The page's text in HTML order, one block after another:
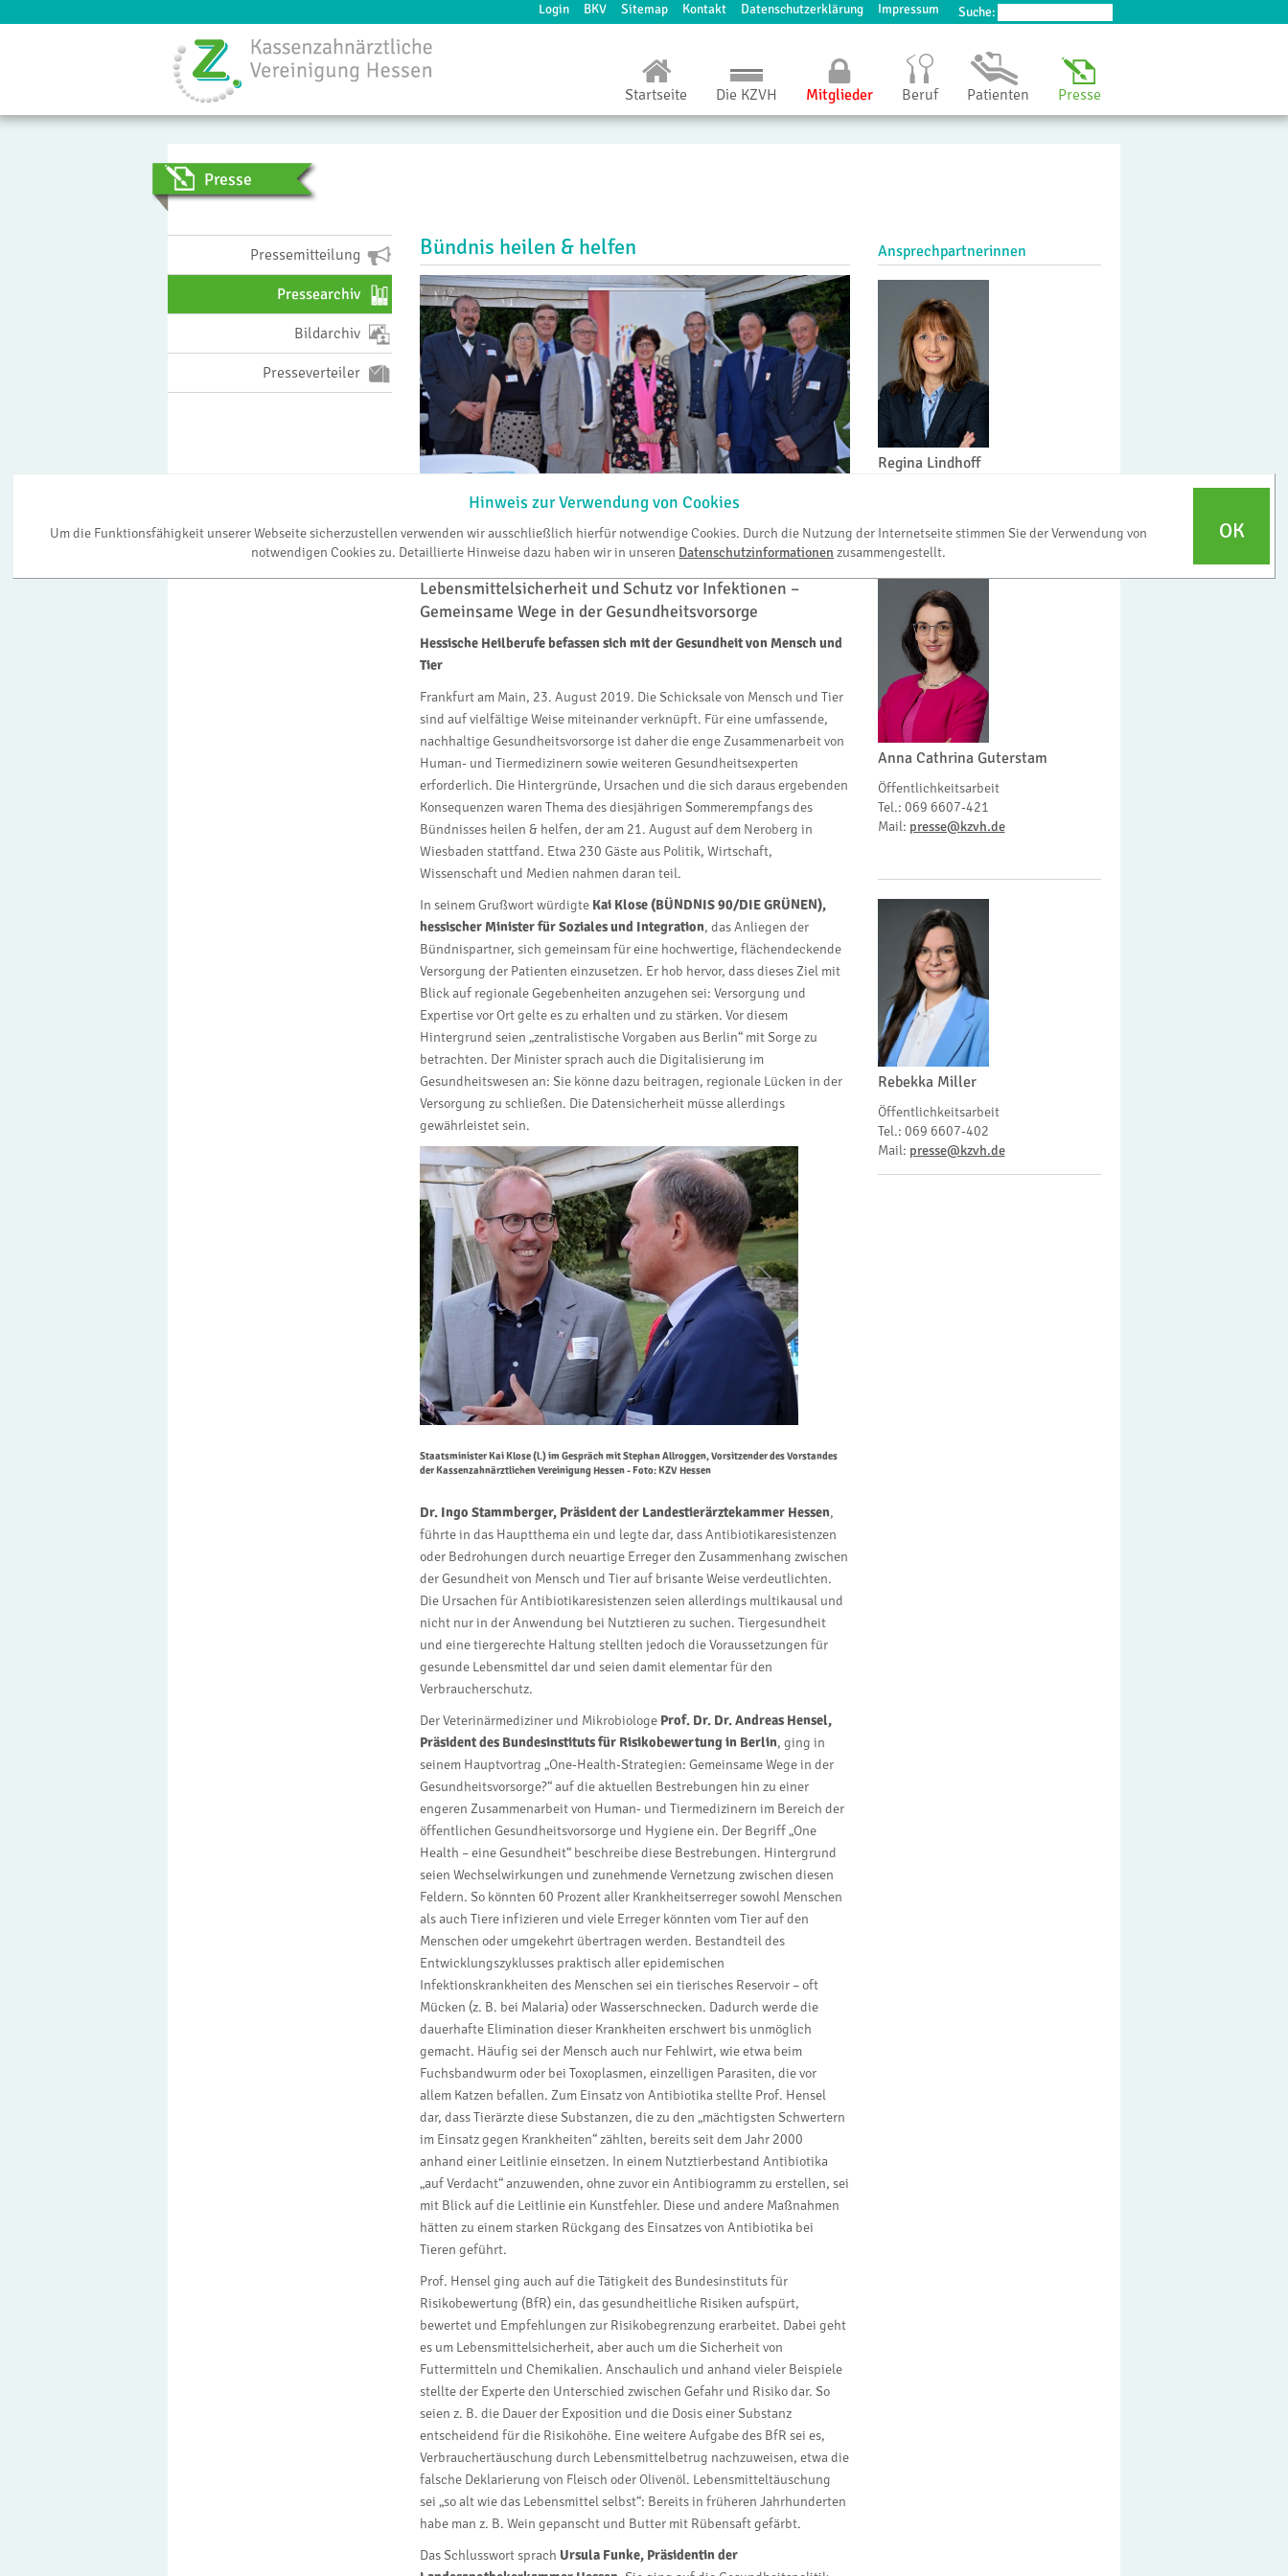
Suche:
Login BKV Sitemap Kontakt Datenschutzerklärung Impressum
Hinweis zur Verwendung von Cookies
Um die Funktionsfähigkeit unserer Webseite sicherzustellen verwenden wir ausschließlich hierfür notwendige Cookies. Durch die Nutzung der Internetseite stimmen Sie der Verwendung von
notwendigen Cookies zu. Detaillierte Hinweise dazu haben wir in unseren Datenschutzinformationen zusammengestellt.
OK
Startseite Die KZVH Mitglieder Beruf Patienten Presse
Presse
Pressemitteilung
Pressearchiv
Bildarchiv
Presseverteiler
Bündnis heilen & helfen
Gastreferent und den Repräsentanten der hessischen Heilberufe beim Sommerempfang
in Wiesbaden (v.l.n.r.): Prof. Dr. Andreas Hensel (BfR), Dr. Heike Winter (PTK Hessen), Dr.
Michael Frank (LZKH), Dr. Edgar Pinkowski (LÄKH), Ursula Funke
(Landesapothekerkammer Hessen), Stephan Allroggen (KZV Hessen) und Dr. Ingo
Stammberger (LTK Hessen) - Foto: Bündnis heilen & helfen
Lebensmittelsicherheit und Schutz vor Infektionen –
Gemeinsame Wege in der Gesundheitsvorsorge
Hessische Heilberufe befassen sich mit der Gesundheit von Mensch und
Tier
Frankfurt am Main, 23. August 2019. Die Schicksale von Mensch und Tier
sind auf vielfältige Weise miteinander verknüpft. Für eine umfassende,
nachhaltige Gesundheitsvorsorge ist daher die enge Zusammenarbeit von
Human- und Tiermedizinern sowie weiteren Gesundheitsexperten
erforderlich. Die Hintergründe, Ursachen und die sich daraus ergebenden
Konsequenzen waren Thema des diesjährigen Sommerempfangs des
Bündnisses heilen & helfen, der am 21. August auf dem Neroberg in
Wiesbaden stattfand. Etwa 230 Gäste aus Politik, Wirtschaft,
Wissenschaft und Medien nahmen daran teil.
In seinem Grußwort würdigte Kai Klose (BÜNDNIS 90/DIE GRÜNEN),
hessischer Minister für Soziales und Integration, das Anliegen der
Bündnispartner, sich gemeinsam für eine hochwertige, flächendeckende
Versorgung der Patienten einzusetzen. Er hob hervor, dass dieses Ziel mit
Blick auf regionale Gegebenheiten anzugehen sei: Versorgung und
Expertise vor Ort gelte es zu erhalten und zu stärken. Vor diesem
Hintergrund seien „zentralistische Vorgaben aus Berlin“ mit Sorge zu
betrachten. Der Minister sprach auch die Digitalisierung im
Gesundheitswesen an: Sie könne dazu beitragen, regionale Lücken in der
Versorgung zu schließen. Die Datensicherheit müsse allerdings
gewährleistet sein.
Staatsminister Kai Klose (l.) im Gespräch mit Stephan Allroggen, Vorsitzender des Vorstandes
der Kassenzahnärztlichen Vereinigung Hessen - Foto: KZV Hessen
Dr. Ingo Stammberger, Präsident der Landestierärztekammer Hessen,
führte in das Hauptthema ein und legte dar, dass Antibiotikaresistenzen
oder Bedrohungen durch neuartige Erreger den Zusammenhang zwischen
der Gesundheit von Mensch und Tier auf brisante Weise verdeutlichten.
Die Ursachen für Antibiotikaresistenzen seien allerdings multikausal und
nicht nur in der Anwendung bei Nutztieren zu suchen. Tiergesundheit
und eine tiergerechte Haltung stellten jedoch die Voraussetzungen für
gesunde Lebensmittel dar und seien damit elementar für den
Verbraucherschutz.
Der Veterinärmediziner und Mikrobiologe Prof. Dr. Dr. Andreas Hensel,
Präsident des Bundesinstituts für Risikobewertung in Berlin, ging in
seinem Hauptvortrag „One-Health-Strategien: Gemeinsame Wege in der
Gesundheitsvorsorge?“ auf die aktuellen Bestrebungen hin zu einer
engeren Zusammenarbeit von Human- und Tiermedizinern im Bereich der
öffentlichen Gesundheitsvorsorge und Hygiene ein. Der Begriff „One
Health – eine Gesundheit“ beschreibe diese Bestrebungen. Hintergrund
seien Wechselwirkungen und zunehmende Vernetzung zwischen diesen
Feldern. So könnten 60 Prozent aller Krankheitserreger sowohl Menschen
als auch Tiere infizieren und viele Erreger könnten vom Tier auf den
Menschen oder umgekehrt übertragen werden. Bestandteil des
Entwicklungszyklusses praktisch aller epidemischen
Infektionskrankheiten des Menschen sei ein tierisches Reservoir – oft
Mücken (z. B. bei Malaria) oder Wasserschnecken. Dadurch werde die
dauerhafte Elimination dieser Krankheiten erschwert bis unmöglich
gemacht. Häufig sei der Mensch auch nur Fehlwirt, wie etwa beim
Fuchsbandwurm oder bei Toxoplasmen, einzelligen Parasiten, die vor
allem Katzen befallen. Zum Einsatz von Antibiotika stellte Prof. Hensel
dar, dass Tierärzte diese Substanzen, die zu den „mächtigsten Schwertern
im Einsatz gegen Krankheiten“ zählten, bereits seit dem Jahr 2000
anhand einer Leitlinie einsetzen. In einem Nutztierbestand Antibiotika
„auf Verdacht“ anzuwenden, ohne zuvor ein Antibiogramm zu erstellen, sei
mit Blick auf die Leitlinie ein Kunstfehler. Diese und andere Maßnahmen
hätten zu einem starken Rückgang des Einsatzes von Antibiotika bei
Tieren geführt.
Prof. Hensel ging auch auf die Tätigkeit des Bundesinstituts für
Risikobewertung (BfR) ein, das gesundheitliche Risiken aufspürt,
bewertet und Empfehlungen zur Risikobegrenzung erarbeitet. Dabei geht
es um Lebensmittelsicherheit, aber auch um die Sicherheit von
Futtermitteln und Chemikalien. Anschaulich und anhand vieler Beispiele
stellte der Experte den Unterschied zwischen Gefahr und Risiko dar. So
seien z. B. die Dauer der Exposition und die Dosis einer Substanz
entscheidend für die Risikohöhe. Eine weitere Aufgabe des BfR sei es,
Verbrauchertäuschung durch Lebensmittelbetrug nachzuweisen, etwa die
falsche Deklarierung von Fleisch oder Olivenöl. Lebensmitteltäuschung
sei „so alt wie das Lebensmittel selbst“: Bereits in früheren Jahrhunderten
habe man z. B. Wein gepanscht und Butter mit Rübensaft gefärbt.
Das Schlusswort sprach Ursula Funke, Präsidentin der
Ansprechpartnerinnen
Regina Lindhoff
Mail:presse@kzvh.de
Anna Cathrina Guterstam
Öffentlichkeitsarbeit
Tel.: 069 6607-421
Mail: presse@kzvh.de
Rebekka Miller
Öffentlichkeitsarbeit
Tel.: 069 6607-402
Mail: presse@kzvh.de